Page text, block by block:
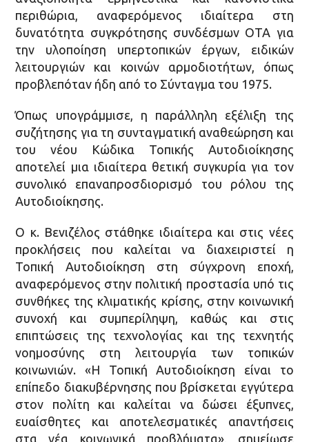
περιθώρια, αναφερόμενος ιδιαίτερα στη
δυνατότητα συγκρότησης συνδέσμων ΟΤΑ για
την υλοποίηση υπερτοπικών έργων, ειδικών
λειτουργιών και κοινών αρμοδιοτήτων, όπως
προβλεπόταν ήδη από το Σύνταγμα του 1975.
Όπως υπογράμμισε, η παράλληλη εξέλιξη της
συζήτησης για τη συνταγματική αναθεώρηση και
του νέου Κώδικα Τοπικής Αυτοδιοίκησης
αποτελεί μια ιδιαίτερα θετική συγκυρία για τον
συνολικό επαναπροσδιορισμό του ρόλου της
Αυτοδιοίκησης.
Ο κ. Βενιζέλος στάθηκε ιδιαίτερα και στις νέες
προκλήσεις που καλείται να διαχειριστεί η
Τοπική Αυτοδιοίκηση στη σύγχρονη εποχή,
αναφερόμενος στην πολιτική προστασία υπό τις
συνθήκες της κλιματικής κρίσης, στην κοινωνική
συνοχή και συμπερίληψη, καθώς και στις
επιπτώσεις της τεχνολογίας και της τεχνητής
νοημοσύνης στη λειτουργία των τοπικών
κοινωνιών. «Η Τοπική Αυτοδιοίκηση είναι το
επίπεδο διακυβέρνησης που βρίσκεται εγγύτερα
στον πολίτη και καλείται να δώσει έξυπνες,
ευαίσθητες και αποτελεσματικές απαντήσεις
στα νέα κοινωνικά προβλήματα», σημείωσε